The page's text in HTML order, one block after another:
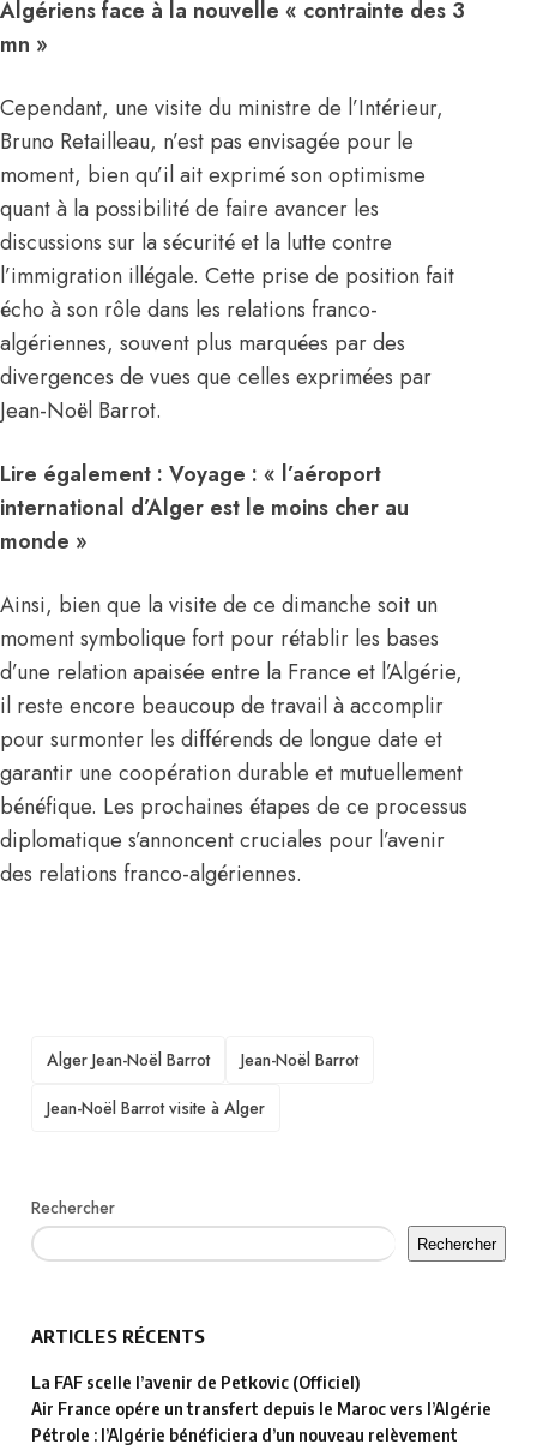
Algériens face à la nouvelle « contrainte des 3
mn »
Cependant, une visite du ministre de l’Intérieur,
Bruno Retailleau, n’est pas envisagée pour le
moment, bien qu’il ait exprimé son optimisme
quant à la possibilité de faire avancer les
discussions sur la sécurité et la lutte contre
l’immigration illégale. Cette prise de position fait
écho à son rôle dans les relations franco-
algériennes, souvent plus marquées par des
divergences de vues que celles exprimées par
Jean-Noël Barrot.
Lire également : Voyage : « l’aéroport
international d’Alger est le moins cher au
monde »
Ainsi, bien que la visite de ce dimanche soit un
moment symbolique fort pour rétablir les bases
d’une relation apaisée entre la France et l’Algérie,
il reste encore beaucoup de travail à accomplir
pour surmonter les différends de longue date et
garantir une coopération durable et mutuellement
bénéfique. Les prochaines étapes de ce processus
diplomatique s’annoncent cruciales pour l’avenir
des relations franco-algériennes.
TAGS
Alger Jean-Noël Barrot
Jean-Noël Barrot
Jean-Noël Barrot visite à Alger
Rechercher
Rechercher
ARTICLES RÉCENTS
La FAF scelle l’avenir de Petkovic (Officiel)
Air France opére un transfert depuis le Maroc vers l’Algérie
Pétrole : l’Algérie bénéficiera d’un nouveau relèvement